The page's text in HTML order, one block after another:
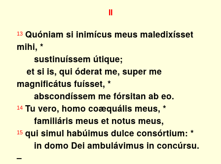
II
13Quóniam si inimícus meus maledixísset
mihi, *
sustinuíssem útique;
et si is, qui óderat me, super me
magnificátus fuísset, *
abscondíssem me fórsitan ab eo.
14Tu vero, homo coæquális meus, *
familiáris meus et notus meus,
15qui simul habúimus dulce consórtium: *
in domo Dei ambulávimus in concúrsu.
–